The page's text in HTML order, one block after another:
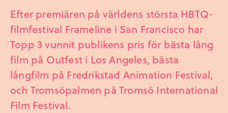
Efter premiären på världens största HBTQ-
filmfestival Frameline i San Francisco har
Topp 3 vunnit publikens pris för bästa lång
film på Outfest i Los Angeles, bästa
långfilm på Fredrikstad Animation Festival,
och Tromsöpalmen på Tromsö International
Film Festival.